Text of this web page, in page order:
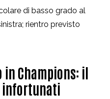
di basso grado al
rientro previsto
in Champions: il
infortunati